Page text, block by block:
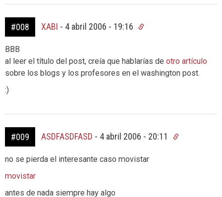
#008 XABI - 4 abril 2006 - 19:16
BBB
al leer el título del post, creía que hablarías de otro artículo
sobre los blogs y los profesores en el washington post.
:)
#009 ASDFASDFASD - 4 abril 2006 - 20:11
no se pierda el interesante caso movistar
movistar
antes de nada siempre hay algo